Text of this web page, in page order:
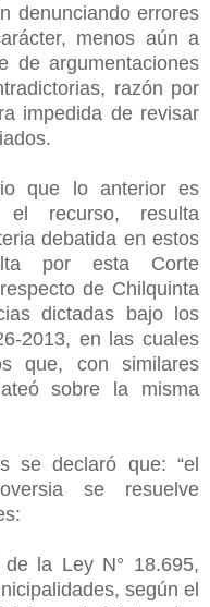
denunciando errores
menos aún a
de argumentaciones
razón por
impedida de revisar
que lo anterior es
el recurso, resulta
debatida en estos
por esta Corte
de Chilquinta
dictadas bajo los
2013, en las cuales
que, con similares
sobre la misma
se declaró que: “el
se resuelve
la Ley N° 18.695,
según el